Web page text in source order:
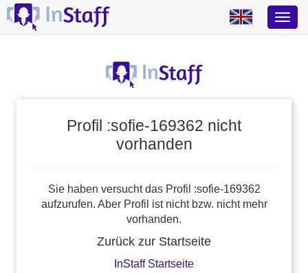
Profil :sofie-169362 nicht
vorhanden
Sie haben versucht das Profil :sofie-169362
aufzurufen. Aber Profil ist nicht bzw. nicht mehr
vorhanden.
Zurück zur Startseite
InStaff Startseite